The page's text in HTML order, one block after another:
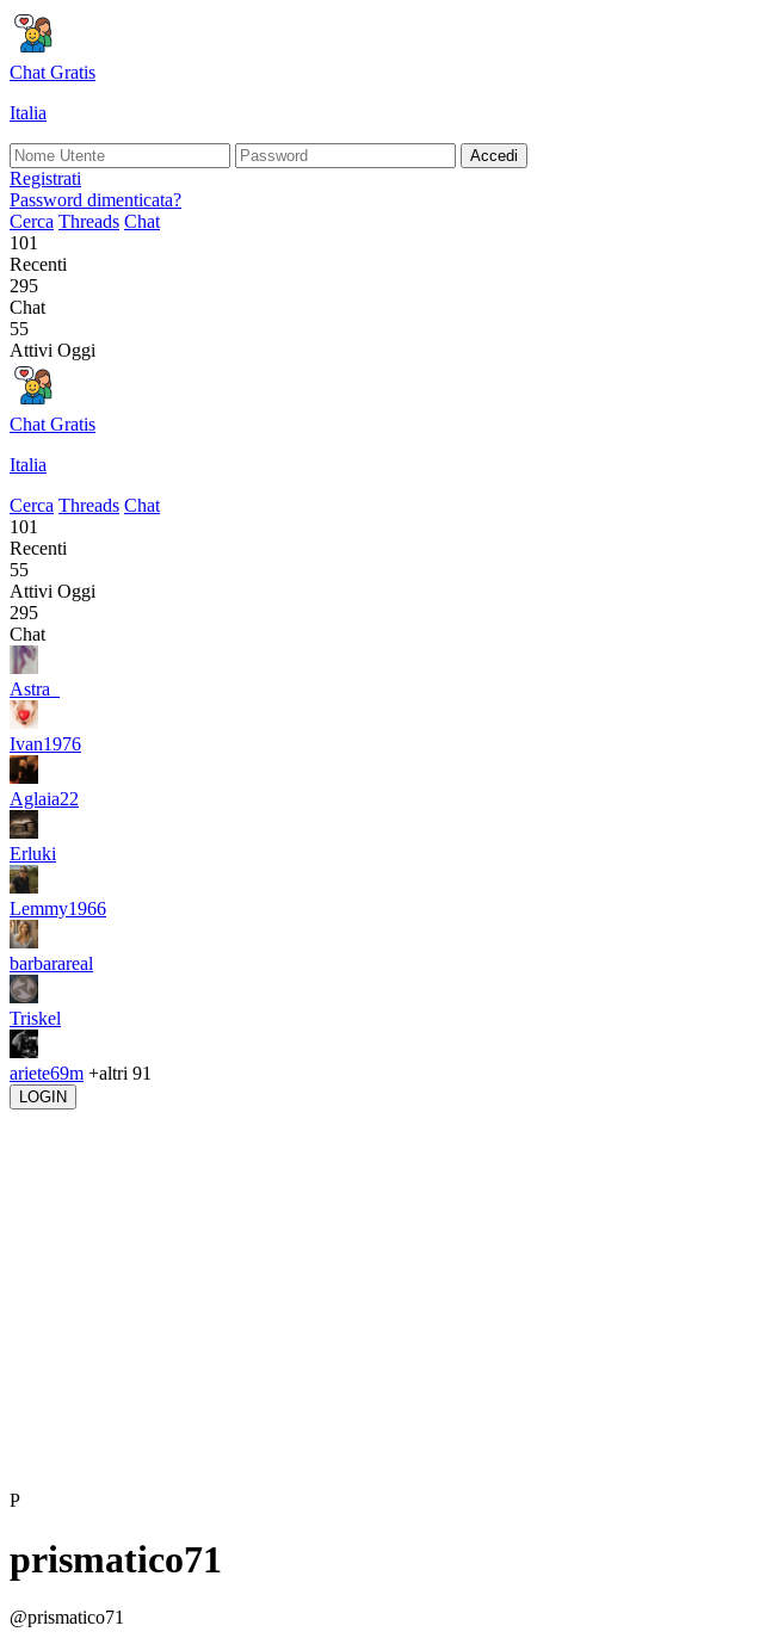
Chat Gratis
Italia
Accedi
Registrati
Password dimenticata?
Cerca Threads Chat
101
Recenti
295
Chat
55
Attivi Oggi
Chat Gratis
Italia
Cerca Threads Chat
101
Recenti
55
Attivi Oggi
295
Chat
Astra_
Ivan1976
Aglaia22
Erluki
Lemmy1966
barbarareal
Triskel
ariete69m +altri 91
LOGIN
P
prismatico71
@prismatico71